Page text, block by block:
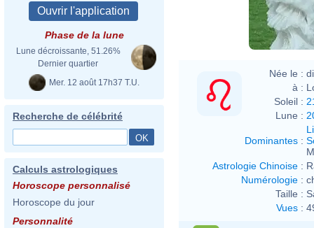
Phase de la lune
Lune décroissante, 51.26%
Dernier quartier
Mer. 12 août 17h37 T.U.
Recherche de célébrité
Calculs astrologiques
Horoscope personnalisé
Horoscope du jour
Personnalité
Née le :
à :
Soleil :
Lune :
Dominantes :
Astrologie Chinoise :
Numérologie :
Taille :
Vues :